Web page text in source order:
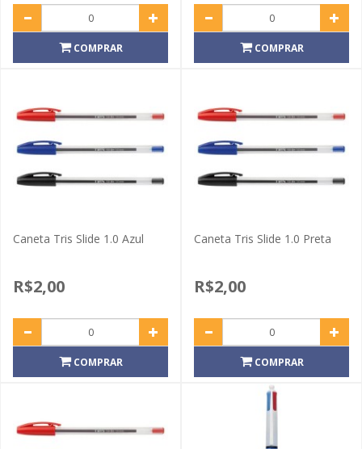
COMPRAR COMPRAR
Caneta Tris Slide 1.0 Azul
R$2,00
COMPRAR
Caneta Tris Slide 1.0 Preta
R$2,00
COMPRAR